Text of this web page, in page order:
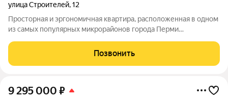
улица Строителей,12
Просторная и эргономичная квартира, расположенная в одном
из самых популярных микрорайонов города Перми
жилого дома. Дом 1985 года постройки. Межэтажные
перекрытия железобетонные. Дверь
Позвонить
9 295 000 ₽